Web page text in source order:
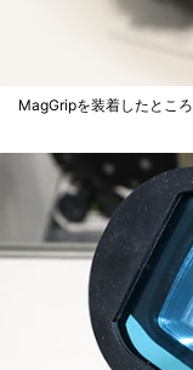
MagGripを装着したところ